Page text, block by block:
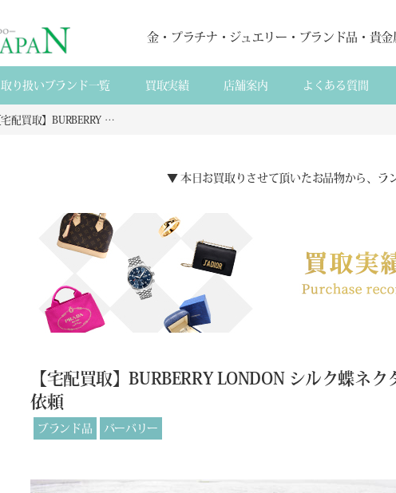
金・プラチナ・ジュエリー・ブランド品・貴
取り扱いブランド一覧 買取実績 店舗案内 よくある質間
【宅配買取】BURBERRY LONDON シルク蝶ネクタイの買取実績 大阪府泉南市からのご依頼
▼ 本日お買取りさせて頂いたお品物から、ラ
【宅配買取】BURBERRY LONDON シルク蝶ネ
依頼
ブランド品 バーバリー